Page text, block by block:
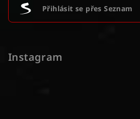
Přihlásit se přes Seznam
Instagram